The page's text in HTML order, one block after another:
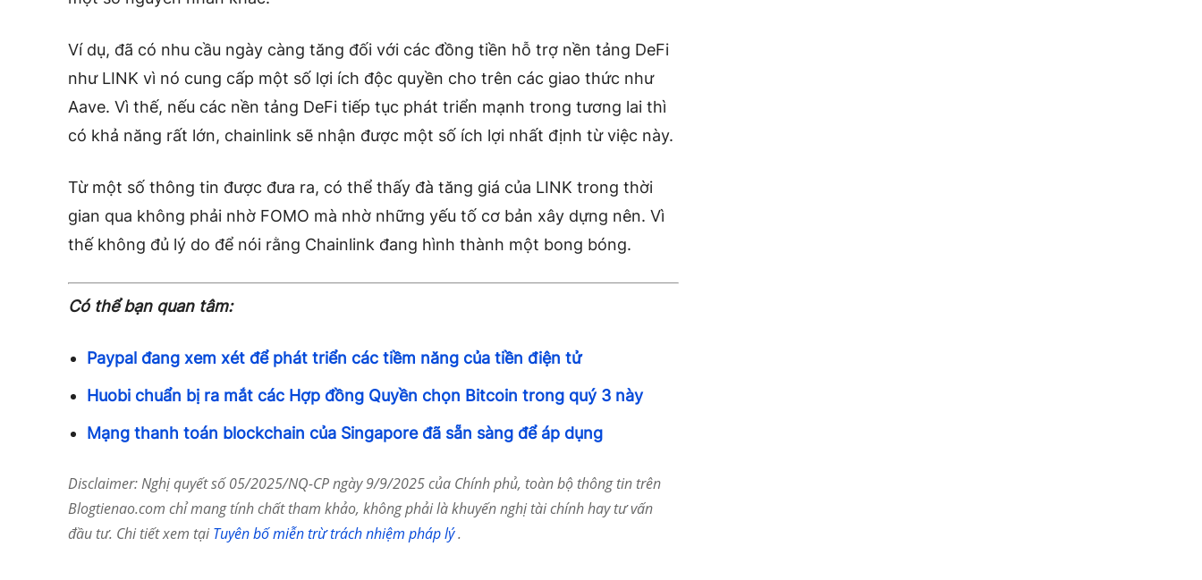
Ví dụ, đã có nhu cầu ngày càng tăng đối với các đồng tiền hỗ trợ nền tảng DeFi
như LINK vì nó cung cấp một số lợi ích độc quyền cho trên các giao thức như
Aave. Vì thế, nếu các nền tảng DeFi tiếp tục phát triển mạnh trong tương lai thì
có khả năng rất lớn, chainlink sẽ nhận được một số ích lợi nhất định từ việc này.
Từ một số thông tin được đưa ra, có thể thấy đà tăng giá của LINK trong thời
gian qua không phải nhờ FOMO mà nhờ những yếu tố cơ bản xây dựng nên. Vì
thế không đủ lý do để nói rằng Chainlink đang hình thành một bong bóng.
Có thể bạn quan tâm:
Paypal đang xem xét để phát triển các tiềm năng của tiền điện tử
Huobi chuẩn bị ra mắt các Hợp đồng Quyền chọn Bitcoin trong quý 3 này
Mạng thanh toán blockchain của Singapore đã sẵn sàng để áp dụng
Disclaimer: Nghị quyết số 05/2025/NQ-CP ngày 9/9/2025 của Chính phủ, toàn bộ thông tin trên
Blogtienao.com chỉ mang tính chất tham khảo, không phải là khuyến nghị tài chính hay tư vấn
đầu tư. Chi tiết xem tạiTuyên bố miễn trừ trách nhiệm pháp lý.